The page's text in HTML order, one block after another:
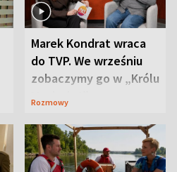
Marek Kondrat wraca
do TVP. We wrześniu
zobaczymy go w „Królu
Maciusiu I”
Rozmowy